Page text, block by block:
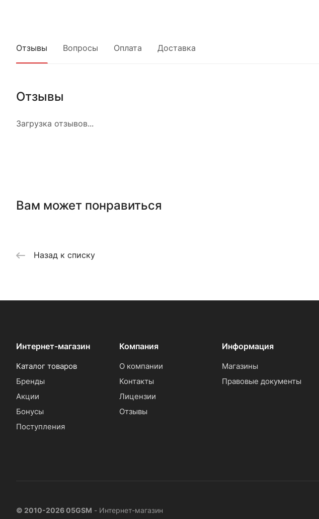
Отзывы Вопросы Оплата Доставка
Отзывы
Загрузка отзывов...
Вам может понравиться
Назад к списку
Интернет-магазин
Каталог товаров
Бренды
Акции
Бонусы
Поступления
Компания
О компании
Контакты
Лицензии
Отзывы
Информация
Магазины
Правовые документы
© 2010-2026 05GSM - Интернет-магазин